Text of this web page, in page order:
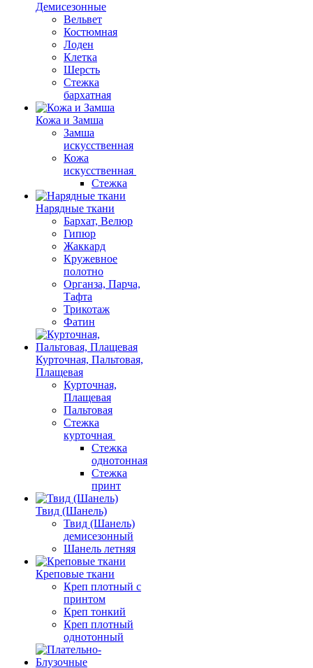
Демисезонные
Вельвет
Костюмная
Лоден
Клетка
Шерсть
Стежка
бархатная
Кожа и Замша
Замша
искусственная
Кожа
искусственная
Стежка
Нарядные ткани
Бархат, Велюр
Гипюр
Жаккард
Кружевное
полотно
Органза, Парча,
Тафта
Трикотаж
Фатин
Курточная, Пальтовая,
Плащевая
Курточная,
Плащевая
Пальтовая
Стежка
курточная
Стежка
однотонная
Стежка
принт
Твид (Шанель)
Твид (Шанель)
демисезонный
Шанель летняя
Креповые ткани
Креп плотный с
принтом
Креп тонкий
Креп плотный
однотонный